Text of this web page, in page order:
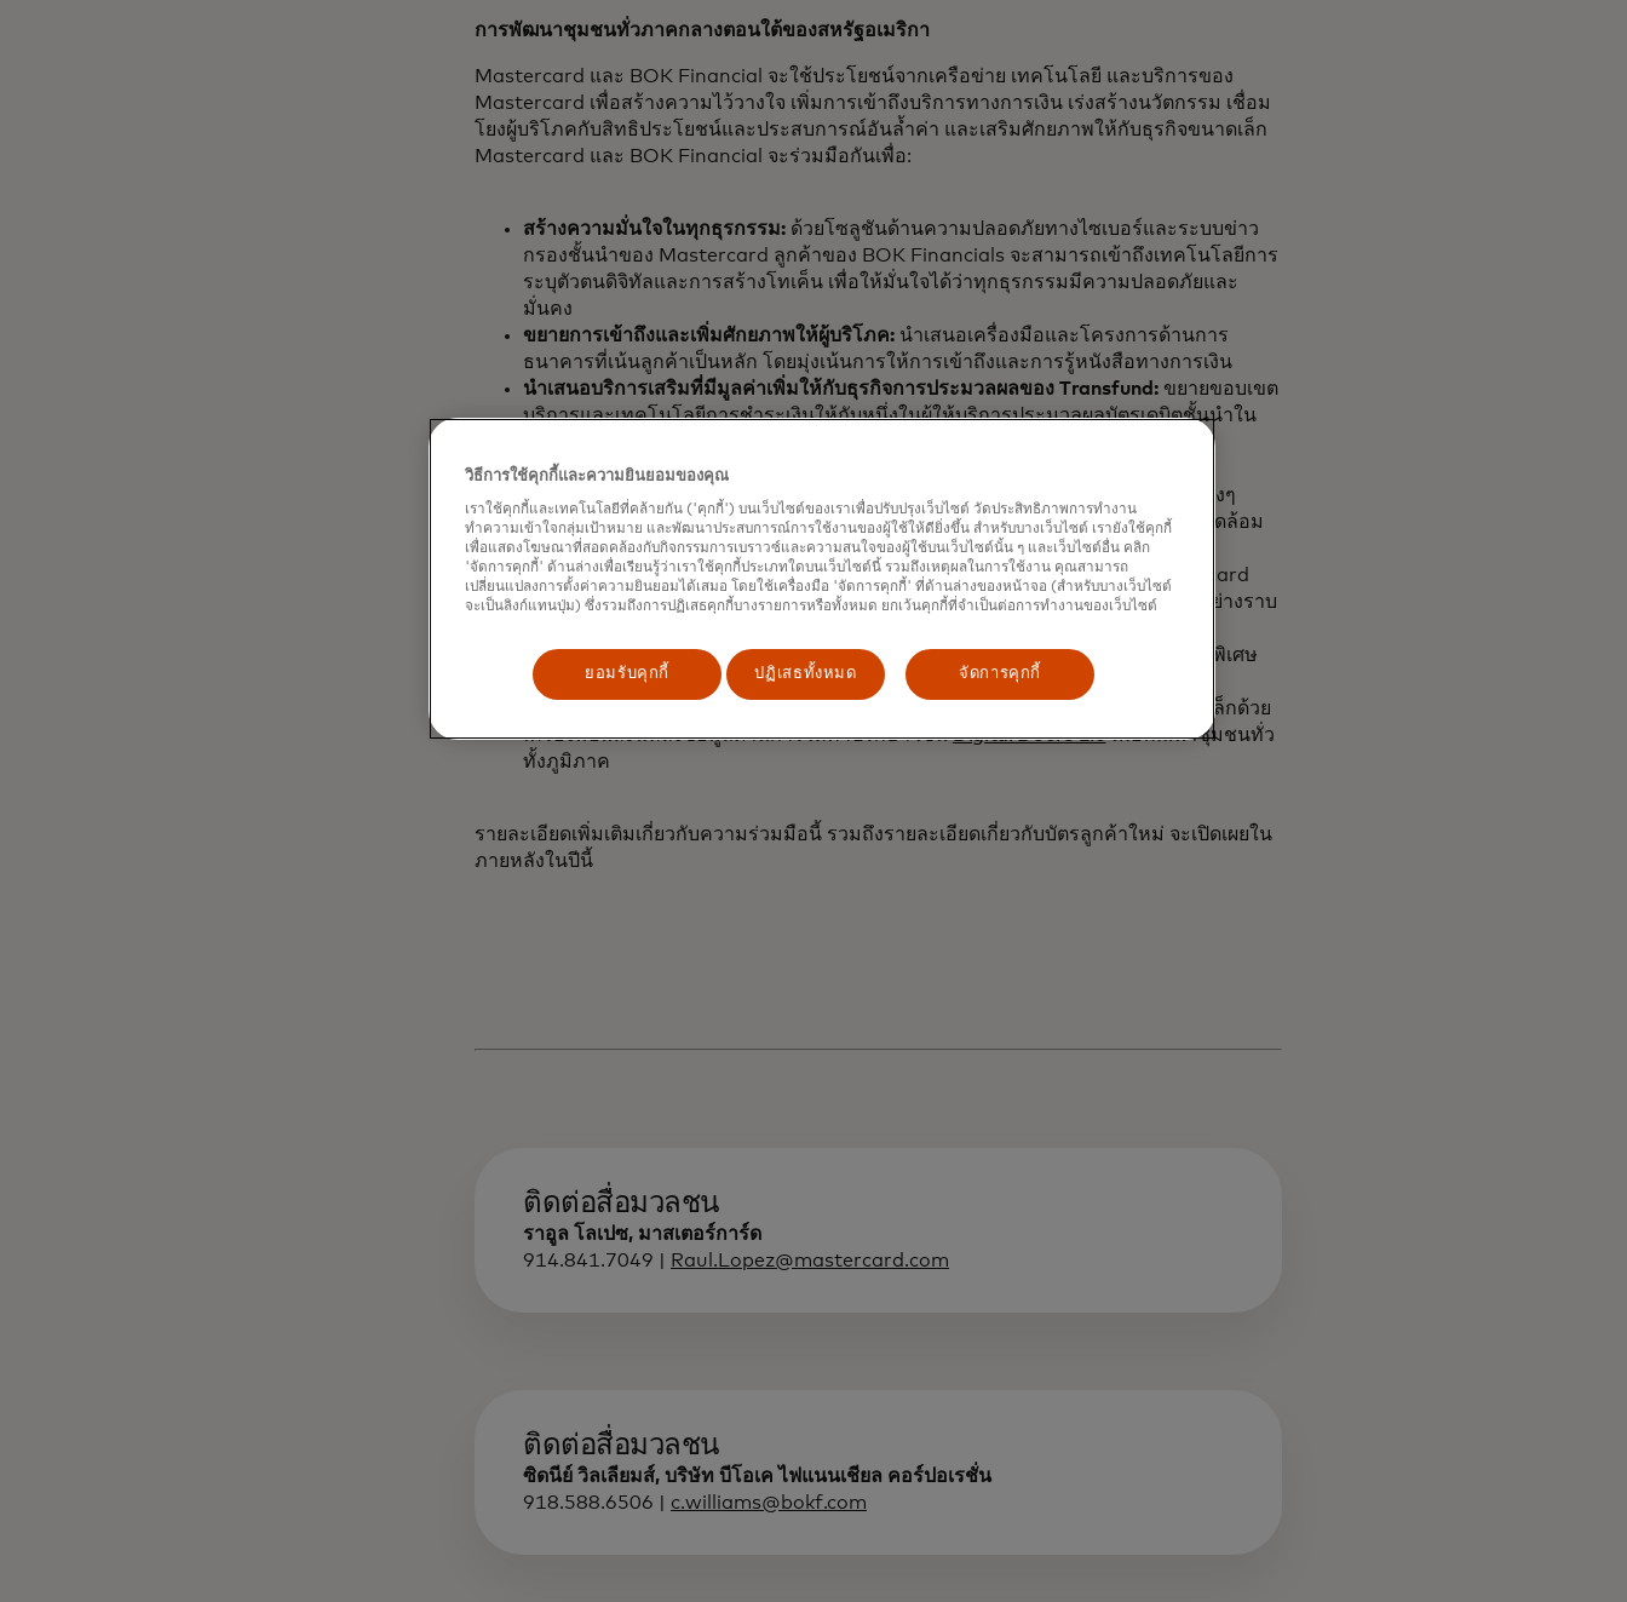
การพัฒนาชุมชนทั่วภาคกลางตอนใต้ของสหรัฐอเมริกา
Mastercard และ BOK Financial จะใช้ประโยชน์จากเครือข่าย เทคโนโลยี และบริการของ
Mastercard เพื่อสร้างความไว้วางใจ เพิ่มการเข้าถึงบริการทางการเงิน เร่งสร้างนวัตกรรม เชื่อม
โยงผู้บริโภคกับสิทธิประโยชน์และประสบการณ์อันล้ำค่า และเสริมศักยภาพให้กับธุรกิจขนาดเล็ก
Mastercard และ BOK Financial จะร่วมมือกันเพื่อ:
สร้างความมั่นใจในทุกธุรกรรม: ด้วยโซลูชันด้านความปลอดภัยทางไซเบอร์และระบบข่าว
กรองชั้นนำของ Mastercard ลูกค้าของ BOK Financials จะสามารถเข้าถึงเทคโนโลยีการ
ระบุตัวตนดิจิทัลและการสร้างโทเค็น เพื่อให้มั่นใจได้ว่าทุกธุรกรรมมีความปลอดภัยและ
มั่นคง
ขยายการเข้าถึงและเพิ่มศักยภาพให้ผู้บริโภค: นำเสนอเครื่องมือและโครงการด้านการ
ธนาคารที่เน้นลูกค้าเป็นหลัก โดยมุ่งเน้นการให้การเข้าถึงและการรู้หนังสือทางการเงิน
นำเสนอบริการเสริมที่มีมูลค่าเพิ่มให้กับธุรกิจการประมวลผลของ Transfund: ขยายขอบเขต
บริการและเทคโนโลยีการชำระเงินให้กับหนึ่งในผู้ให้บริการประมวลผลบัตรเดบิตชั้นนำใน
ขับเคลื่อนนวัตกรรมเชิงพาณิชย์:
Mastercard ทั้งในกลุ่มธุรกิจขนาดกลางและโซลูชันบัตรเสมือน เพื่อช่วยให้ธุรกิจต่างๆ
สามารถเพิ่มประสิทธิภาพการดำเนินงานและระบบอัตโนมัติอัจฉริยะสำหรับสภาพแวดล้อม
ทางธุรกิจที่ซับซ้อนในปัจจุบัน
เปิดใช้งาน Open Banking:ใช้ประโยชน์จากโซลูชัน Open Banking ของ Mastercard
เพื่อให้การเปิดบัญชีและการให้บริการสินเชื่อแก่ผู้บริโภคและธุรกิจขนาดเล็กเป็นไปอย่างราบ
มอบประสบการณ์อันล้ำค่า:เข้าถึงกิจกรรม ประสบการณ์ และโครงการเพื่อสังคมสุดพิเศษ
จาก Mastercard ที่สอดคล้องกับความสนใจและเป้าหมายของคุณ
สนับสนุนการเติบโตอย่างมีพลวัตของธุรกิจขนาดเล็กด้วย
เครื่องมือและแหล่งข้อมูลด้านการให้คำปรึกษา เช่นDigital Doors 2.0เพื่อพัฒนาชุมชนทั่ว
ทั้งภูมิภาค
รายละเอียดเพิ่มเติมเกี่ยวกับความร่วมมือนี้ รวมถึงรายละเอียดเกี่ยวกับบัตรลูกค้าใหม่ จะเปิดเผยใน
ภายหลังในปีนี้
ติดต่อสื่อมวลชน
ราอูล โลเปซ, มาสเตอร์การ์ด
914.841.7049 |
Raul.Lopez@mastercard.com
ติดต่อสื่อมวลชน
ซิดนีย์ วิลเลียมส์, บริษัท บีโอเค ไฟแนนเชียล คอร์ปอเรชั่น
918.588.6506 | c.williams@bokf.com
วิธีการใช้คุกกี้และความยินยอมของคุณ
เราใช้คุกกี้และเทคโนโลยีที่คล้ายกัน ('คุกกี้') บนเว็บไซต์ของเราเพื่อปรับปรุงเว็บไซต์ วัดประสิทธิภาพการทำงาน
ทำความเข้าใจกลุ่มเป้าหมาย และพัฒนาประสบการณ์การใช้งานของผู้ใช้ให้ดียิ่งขึ้น สำหรับบางเว็บไซต์ เรายังใช้คุกกี้
เพื่อแสดงโฆษณาที่สอดคล้องกับกิจกรรมการเบราวซ์และความสนใจของผู้ใช้บนเว็บไซต์นั้น ๆ และเว็บไซต์อื่น คลิก
'จัดการคุกกี้' ด้านล่างเพื่อเรียนรู้ว่าเราใช้คุกกี้ประเภทใดบนเว็บไซต์นี้ รวมถึงเหตุผลในการใช้งาน คุณสามารถ
เปลี่ยนแปลงการตั้งค่าความยินยอมได้เสมอ โดยใช้เครื่องมือ 'จัดการคุกกี้' ที่ด้านล่างของหน้าจอ (สำหรับบางเว็บไซต์
จะเป็นลิงก์แทนปุ่ม) ซึ่งรวมถึงการปฏิเสธคุกกี้บางรายการหรือทั้งหมด ยกเว้นคุกกี้ที่จำเป็นต่อการทำงานของเว็บไซต์
ยอมรับคุกกี้ ปฏิเสธทั้งหมด จัดการคุกกี้